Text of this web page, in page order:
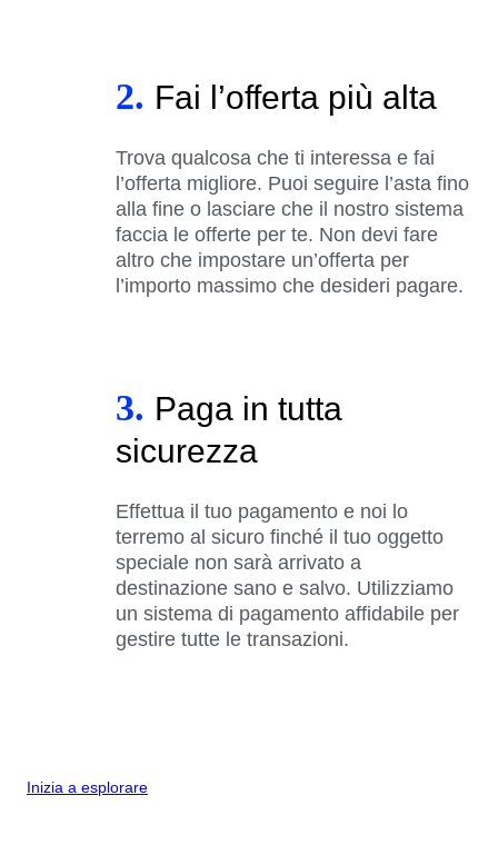
2. Fai l’offerta più alta
Trova qualcosa che ti interessa e fai
l’offerta migliore. Puoi seguire l’asta fino
alla fine o lasciare che il nostro sistema
faccia le offerte per te. Non devi fare
altro che impostare un’offerta per
l’importo massimo che desideri pagare.
3. Paga in tutta
sicurezza
Effettua il tuo pagamento e noi lo
terremo al sicuro finché il tuo oggetto
speciale non sarà arrivato a
destinazione sano e salvo. Utilizziamo
un sistema di pagamento affidabile per
gestire tutte le transazioni.
Inizia a esplorare